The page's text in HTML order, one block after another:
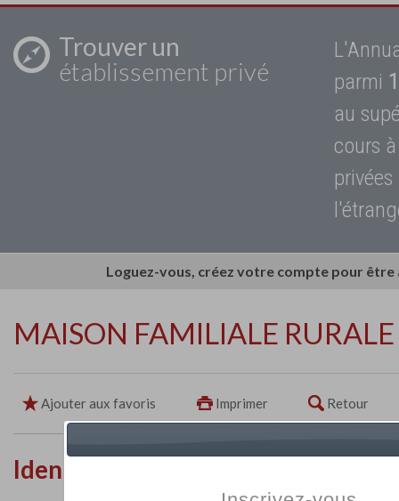
Trouver un
établissement privé
parmi
au
cours
Loguez-vous, créez votre compte pour
MAISON FAMILIALE
Ajouter aux favoris Imprimer Retour
Identité de l'établissement